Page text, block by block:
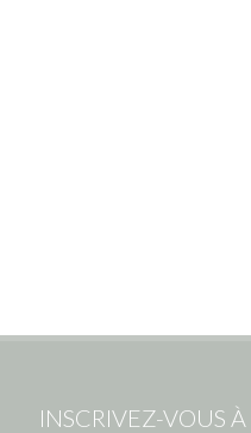
INSCRIVEZ-VOUS